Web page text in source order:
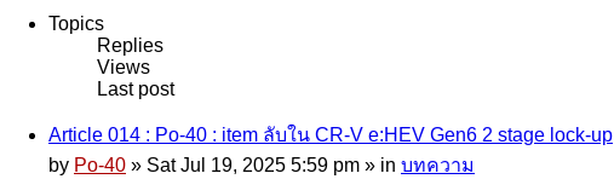
Topics
Replies
Views
Last post
Article 014 : Po-40 : item ลับใน CR-V e:HEV Gen6 2 stage lock-up
by Po-40 » Sat Jul 19, 2025 5:59 pm » in บทความ